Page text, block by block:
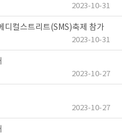
2023-10-31
컬스트리트(SMS)축제 참가
2023-10-31
2023-10-27
2023-10-27